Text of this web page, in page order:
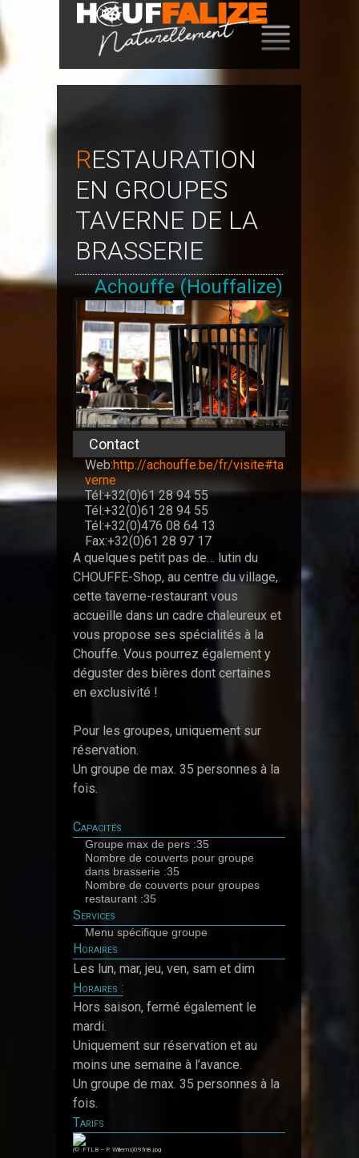
RESTAURATION
EN GROUPES
TAVERNE DE LA
BRASSERIE
Achouffe (Houffalize)
Contact
Web:http://achouffe.be/fr/visite#ta
verne
Tél:+32(0)61 28 94 55
Tél:+32(0)61 28 94 55
Tél:+32(0)476 08 64 13
Fax:+32(0)61 28 97 17
A quelques petit pas de… lutin du
CHOUFFE-Shop, au centre du village,
cette taverne-restaurant vous
accueille dans un cadre chaleureux et
vous propose ses spécialités à la
Chouffe. Vous pourrez également y
déguster des bières dont certaines
en exclusivité !
Pour les groupes, uniquement sur
réservation.
Un groupe de max. 35 personnes à la
fois.
Capacités
Groupe max de pers :35
Nombre de couverts pour groupe
dans brasserie :35
Nombre de couverts pour groupes
restaurant :35
Services
Menu spécifique groupe
Horaires
Les lun, mar, jeu, ven, sam et dim
Horaires :
Hors saison, fermé également le
mardi.
Uniquement sur réservation et au
moins une semaine à l’avance.
Un groupe de max. 35 personnes à la
fois.
Tarifs
(© :FTLB – P. Willems)09fn8.jpg